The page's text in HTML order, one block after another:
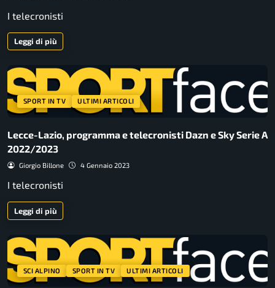
I telecronisti
Leggi di più
SPORT IN TV ULTIMI ARTICOLI
Lecce-Lazio, programma e telecronisti Dazn e Sky Serie A
2022/2023
Giorgio Billone 4 Gennaio 2023
I telecronisti
Leggi di più
SCI ALPINO SPORT IN TV ULTIMI ARTICOLI